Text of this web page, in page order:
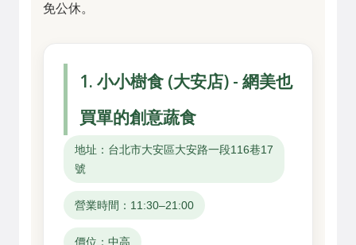
免公休。
1. 小小樹食 (大安店) - 網美也
買單的創意蔬食
地址：台北市大安區大安路一段116巷17
號
營業時間：11:30–21:00
價位：中高